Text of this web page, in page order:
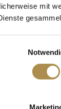
mit
eingeben: